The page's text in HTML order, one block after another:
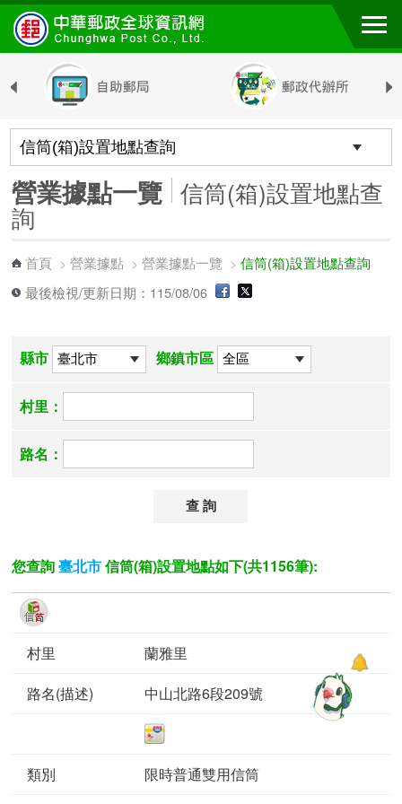
跳到主要內容區塊
營業據點一覽 信筒(箱)設置地點查
詢
首頁 >營業據點 >營業據點一覽 >信筒(箱)設置地點查詢
最後檢視/更新日期：115/08/06
縣市 鄉鎮市區
村里：
路名：
您查詢臺北市 信筒(箱)設置地點如下(共1156筆):
蘭雅里
中山北路6段209號
限時普通雙用信筒